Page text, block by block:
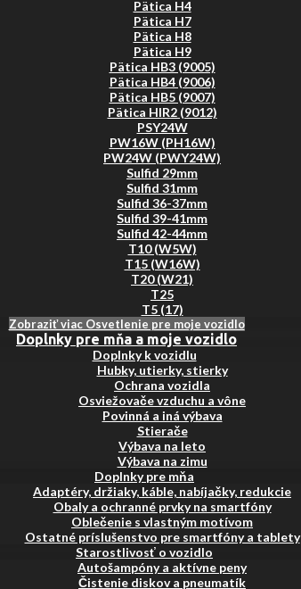
Pätica H4
Pätica H7
Pätica H8
Pätica H9
Pätica HB3 (9005)
Pätica HB4 (9006)
Pätica HB5 (9007)
Pätica HIR2 (9012)
PSY24W
PW16W (PH16W)
PW24W (PWY24W)
Sulfid 29mm
Sulfid 31mm
Sulfid 36-37mm
Sulfid 39-41mm
Sulfid 42-44mm
T10 (W5W)
T15 (W16W)
T20 (W21)
T25
T5 (17)
Zobraziť viac Osvetlenie pre moje vozidlo
Doplnky pre mňa a moje vozidlo
Doplnky k vozidlu
Hubky, utierky, stierky
Ochrana vozidla
Osviežovače vzduchu a vône
Povinná a iná výbava
Stierače
Výbava na leto
Výbava na zimu
Doplnky pre mňa
Adaptéry, držiaky, káble, nabíjačky, redukcie
Obaly a ochranné prvky na smartfóny
Oblečenie s vlastným motívom
Ostatné príslušenstvo pre smartfóny a tablety
Starostlivosť o vozidlo
Autošampóny a aktívne peny
Čistenie diskov a pneumatík